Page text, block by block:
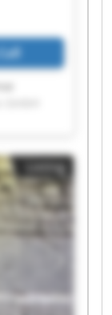
GmbH
Listing